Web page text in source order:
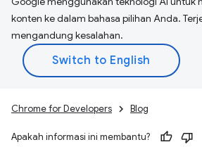
konten ke dalam bahasa pilihan Anda.
mengandung kesalahan.
Chrome for Developers Blog
Apakah informasi ini membantu?